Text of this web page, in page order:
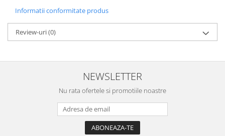
Informatii conformitate produs
Review-uri(0)
NEWSLETTER
Nu rata ofertele si promotiile noastre